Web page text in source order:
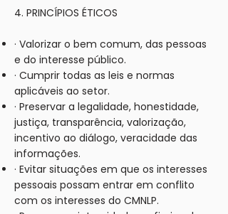
4. PRINCÍPIOS ÉTICOS
· Valorizar o bem comum, das pessoas
e do interesse público.
· Cumprir todas as leis e normas
aplicáveis ao setor.
· Preservar a legalidade, honestidade,
justiça, transparência, valorização,
incentivo ao diálogo, veracidade das
informações.
· Evitar situações em que os interesses
pessoais possam entrar em conflito
com os interesses do CMNLP.